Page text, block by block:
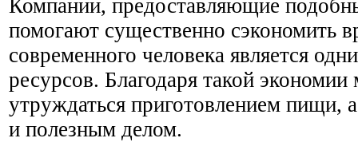
Компании, предоставляющие
помогают существенно сэкономить
современного человека является
ресурсов. Благодаря такой
утруждаться приготовлением пищи,
и полезным делом.